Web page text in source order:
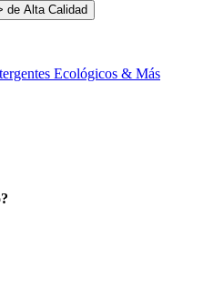
Ecológicos & Más